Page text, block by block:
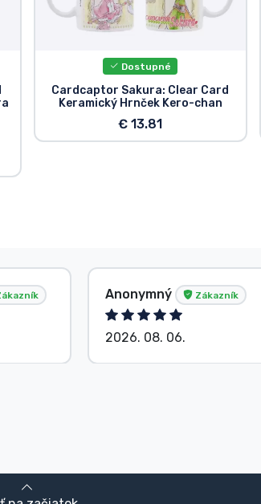
Dostupné
Cardcaptor Sakura: Clear Card
Keramický Hrnček Kero-chan
€ 13.81
Anonymný Zákazník
2026. 08. 06.